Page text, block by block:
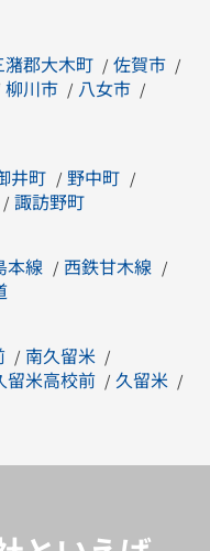
潴郡大木町
佐賀市
柳川市
八女市
井町
野中町
諏訪野町
本線
西鉄甘木線
南久留米
留米高校前
久留米